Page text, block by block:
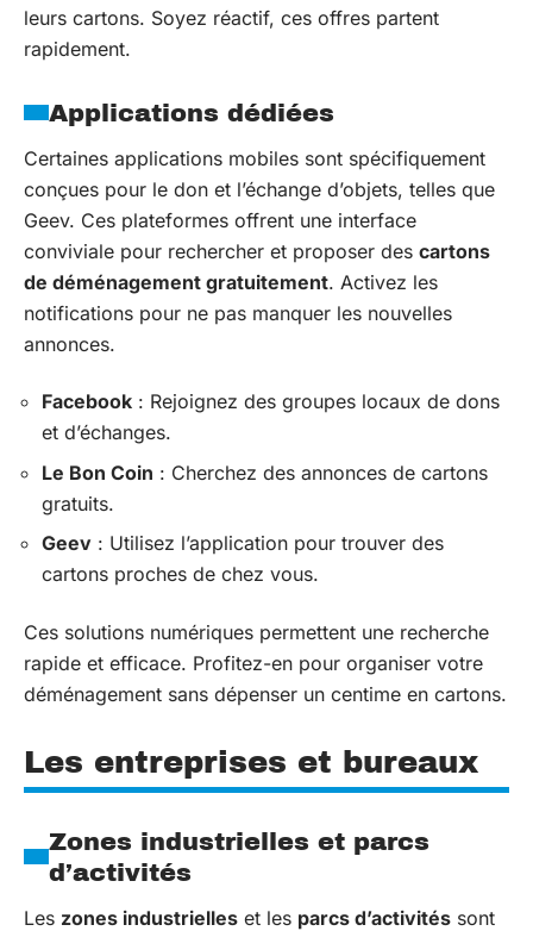
leurs cartons. Soyez réactif, ces offres partent
rapidement.
Applications dédiées
Certaines applications mobiles sont spécifiquement
conçues pour le don et l’échange d’objets, telles que
Geev. Ces plateformes offrent une interface
conviviale pour rechercher et proposer des cartons
de déménagement gratuitement. Activez les
notifications pour ne pas manquer les nouvelles
annonces.
Facebook : Rejoignez des groupes locaux de dons
et d’échanges.
Le Bon Coin : Cherchez des annonces de cartons
gratuits.
Geev : Utilisez l’application pour trouver des
cartons proches de chez vous.
Ces solutions numériques permettent une recherche
rapide et efficace. Profitez-en pour organiser votre
déménagement sans dépenser un centime en cartons.
Les entreprises et bureaux
Zones industrielles et parcs
d’activités
Les zones industrielles et les parcs d’activités sont